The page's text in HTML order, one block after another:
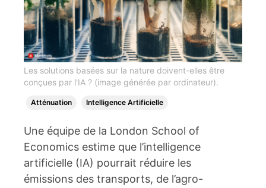
Les solutions basées sur la nature doivent-elles être
conçues par l'IA ? (image générée par ordinateur).
Atténuation Intelligence Artificielle
Une équipe de la London School of
Economics estime que l’intelligence
artificielle (IA) pourrait réduire les
émissions des transports, de l’agro-